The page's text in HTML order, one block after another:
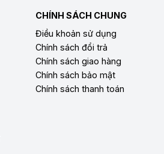
CHÍNH SÁCH CHUNG
Điều khoản sử dụng
Chính sách đổi trả
Chính sách giao hàng
Chính sách bảo mật
Chính sách thanh toán